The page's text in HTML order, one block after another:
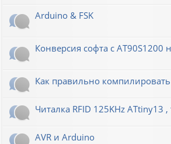
Arduino & FSK
Конверсия софта с AT90S1200
Как правильно компилировать
Читалка RFID 125KHz ATtiny13
AVR и Arduino